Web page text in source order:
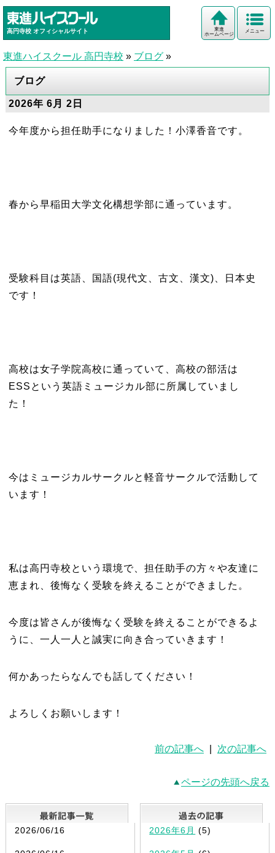
高円寺校 オフィシャルサイト メニュー
東進
ホームページ
東進ハイスクール 高円寺校 » ブログ »
ブログ
2026年 6月 2日
今年度から担任助手になりました！小澤香音です。
春から早稲田大学文化構想学部に通っています。
受験科目は英語、国語(現代文、古文、漢文)、日本史
です！
高校は女子学院高校に通っていて、高校の部活は
ESSという英語ミュージカル部に所属していまし
た！
今はミュージカルサークルと軽音サークルで活動して
います！
私は高円寺校という環境で、担任助手の方々や友達に
恵まれ、後悔なく受験を終えることができました。
今度は皆さんが後悔なく受験を終えることができるよ
うに、一人一人と誠実に向き合っていきます！
何かあったらなんでも話してください！
よろしくお願いします！
前の記事へ 次の記事へ
ページの先頭へ戻る
最新記事一覧
2026/06/16 2026年6月 (5)